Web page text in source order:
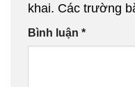
khai. Các trường
Bình luận *